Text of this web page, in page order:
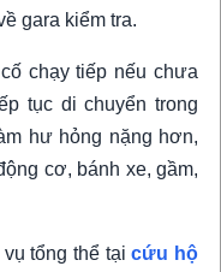
gara kiểm tra.
chạy tiếp nếu chưa
tục di chuyển trong
hư hỏng nặng hơn,
cơ, bánh xe, gầm,
vụ tổng thể tạicứu hộ